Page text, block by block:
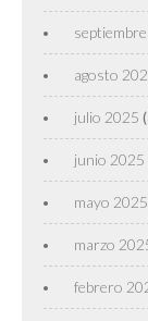
agosto
julio 2025
junio 2025
mayo 2025
marzo
febrero